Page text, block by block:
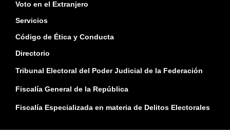
Voto en el Extranjero
Servicios
Código de Ética y Conducta
Directorio
Tribunal Electoral del Poder Judicial de la Federación
Fiscalía General de la República
Fiscalía Especializada en materia de Delitos Electorales